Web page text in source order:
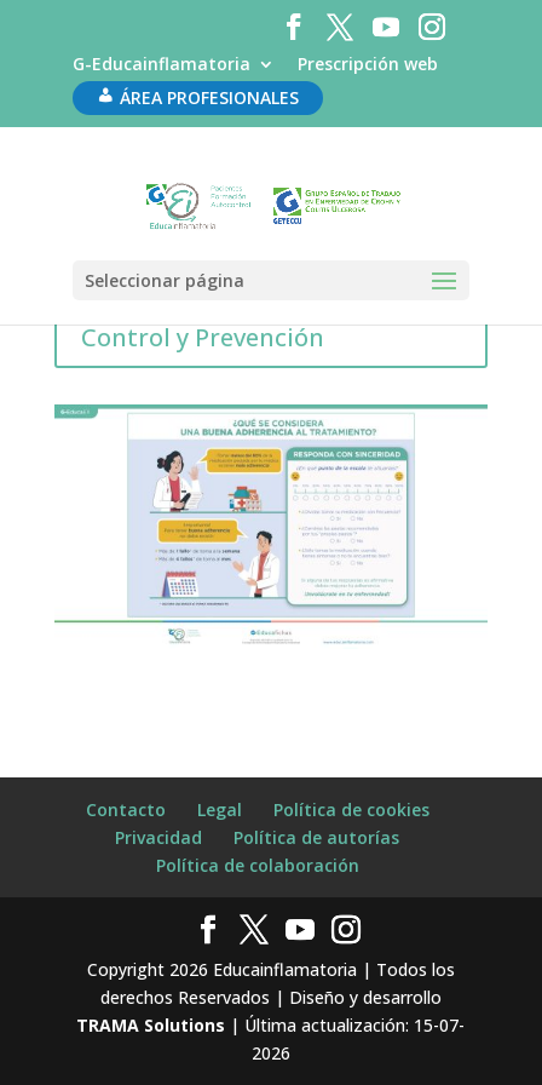
G-Educainflamatoria
Prescripción web
ÁREA PROFESIONALES
Seleccionar página
Geducafichas Adherencia,
Control y Prevención
Contacto Legal
Política de cookies
Privacidad
Política de autorías
Política de colaboración
Copyright 2026 Educainflamatoria | Todos los
derechos Reservados | Diseño y desarrollo
TRAMA Solutions | Última actualización: 15-07-
2026